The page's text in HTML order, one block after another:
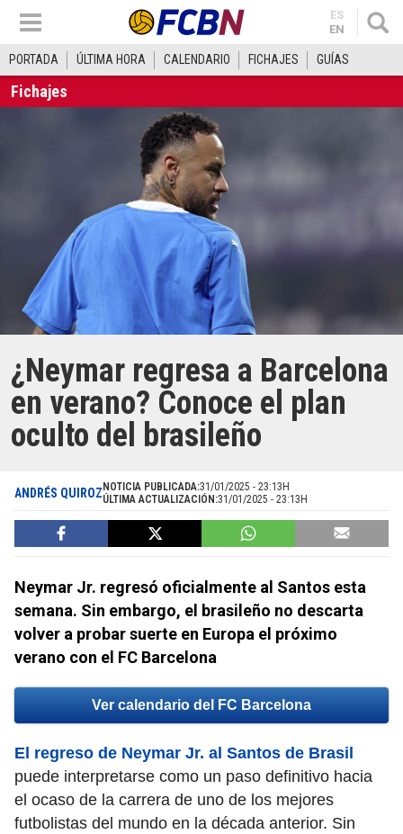
ES
EN
PORTADA ÚLTIMA HORA CALENDARIO FICHAJES GUÍAS
Fichajes
¿Neymar regresa a Barcelona
en verano? Conoce el plan
oculto del brasileño
ANDRÉS QUIROZ NOTICIA PUBLICADA:31/01/2025 - 23:13H
ÚLTIMA ACTUALIZACIÓN:31/01/2025 - 23:13H
Neymar Jr. regresó oficialmente al Santos esta
semana. Sin embargo, el brasileño no descarta
volver a probar suerte en Europa el próximo
verano con el FC Barcelona
Ver calendario del FC Barcelona
El regreso de Neymar Jr. al Santos de Brasil
puede interpretarse como un paso definitivo hacia
el ocaso de la carrera de uno de los mejores
futbolistas del mundo en la década anterior. Sin